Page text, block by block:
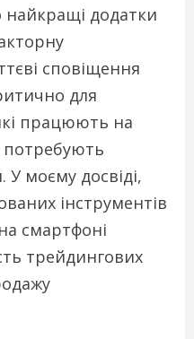
додатки
сповіщення
для
працюють на
потребують
У моєму досвіді,
інструментів
смартфоні
трейдингових